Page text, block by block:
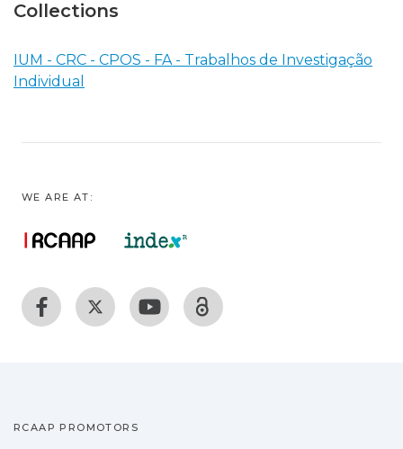
Collections
IUM - CRC - CPOS - FA - Trabalhos de Investigação
Individual
WE ARE AT:
RCAAP PROMOTORS